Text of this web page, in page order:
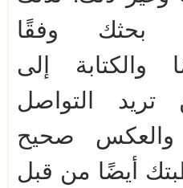
بحثك وفقًا
والكتابة إلى
تريد التواصل
والعكس صحيح
أيضًا من قبل